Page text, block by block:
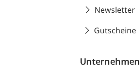
Newsletter
Gutscheine
Unternehmen